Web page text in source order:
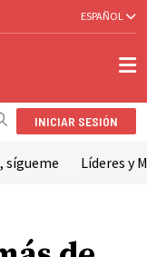
ESPAÑOL
INICIAR SESIÓN
sígueme Líderes y